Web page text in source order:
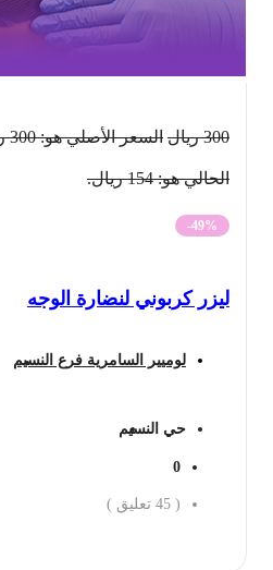
ريال السعر الأصلي هو: 300 ريال.
الحالي هو: 154 ريال.
-49%
ليزر كربوني لنضارة الوجه
لوميير السامرية فرع النسيم
حي النسيم
45 تعليق )